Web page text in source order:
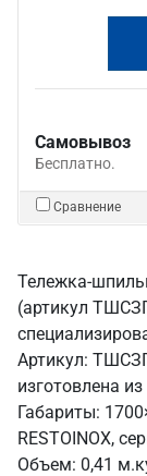
Самовывоз
Бесплатно.
Сравнение
Тележка-
(артикул
Артикул:
изготовлена
Габариты:
RESTOINOX,
Объем: 0,41